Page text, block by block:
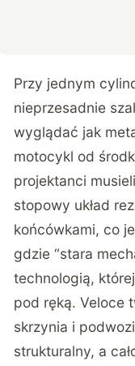
Przy jednym
nieprzesadnie
wyglądać jak
motocykl od
projektanci
stopowy układ
końcówkami, co
gdzie “stara
technologią,
pod ręką. Veloce
skrzynia i
strukturalny, a